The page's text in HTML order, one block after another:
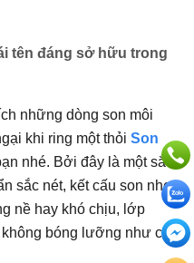
tên đáng sở hữu trong
những dòng son môi
khi ring một thỏi Son
nhé. Bởi đây là một sắc
sắc nét, kết cấu son nhẹ
nề hay khó chịu, lớp
bóng lưỡng như các